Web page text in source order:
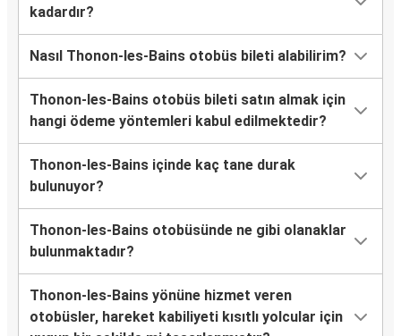
kadardır?
Nasıl Thonon-les-Bains otobüs bileti alabilirim?
Thonon-les-Bains otobüs bileti satın almak için
hangi ödeme yöntemleri kabul edilmektedir?
Thonon-les-Bains içinde kaç tane durak
bulunuyor?
Thonon-les-Bains otobüsünde ne gibi olanaklar
bulunmaktadır?
Thonon-les-Bains yönüne hizmet veren
otobüsler, hareket kabiliyeti kısıtlı yolcular için